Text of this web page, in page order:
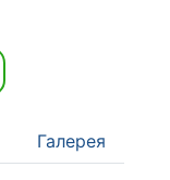
Галерея